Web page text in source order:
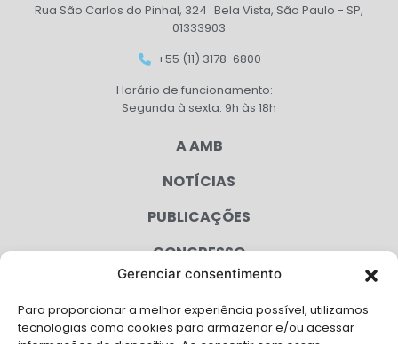
Gerenciar consentimento
Para proporcionar a melhor experiência possível, utilizamos
tecnologias como cookies para armazenar e/ou acessar
Rua São Carlos do Pinhal, 324 Bela Vista, São Paulo - SP,
01333903
+55 (11) 3178-6800
Horário de funcionamento:
Segunda à sexta: 9h às 18h
A AMB
NOTÍCIAS
PUBLICAÇÕES
CONGRESSO
CAMPANHAS